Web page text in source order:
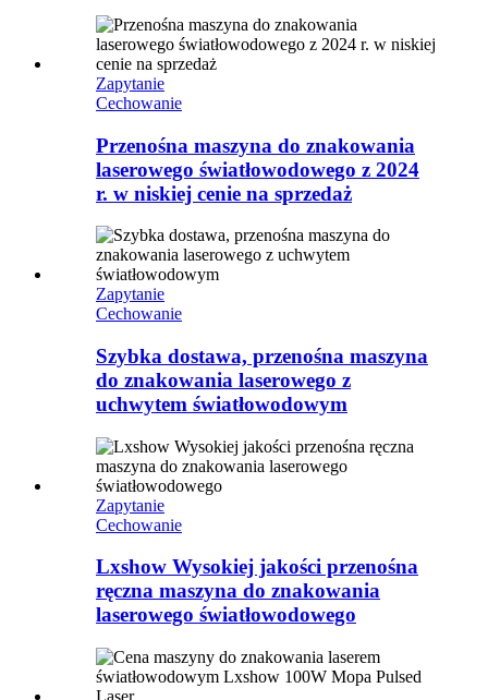
Zapytanie
Cechowanie
Przenośna maszyna do znakowania
laserowego światłowodowego z 2024
r. w niskiej cenie na sprzedaż
Zapytanie
Cechowanie
Szybka dostawa, przenośna maszyna
do znakowania laserowego z
uchwytem światłowodowym
Zapytanie
Cechowanie
Lxshow Wysokiej jakości przenośna
ręczna maszyna do znakowania
laserowego światłowodowego